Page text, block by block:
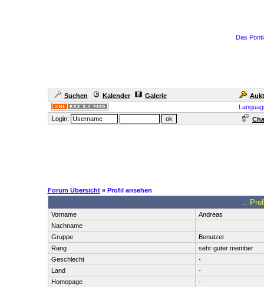
Das
Suchen Kalender Galerie
Login:
Forum Übersicht» Profil ansehen
.:
Vorname
Andreas
Nachname
Gruppe
Benutzer
Rang
sehr guter member
Geschlecht
-
Land
-
Homepage
-